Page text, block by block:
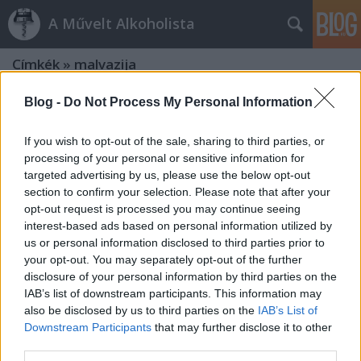
Blog - Do Not Process My Personal Information
If you wish to opt-out of the sale, sharing to third parties, or
processing of your personal or sensitive information for
targeted advertising by us, please use the below opt-out
section to confirm your selection. Please note that after your
opt-out request is processed you may continue seeing
interest-based ads based on personal information utilized by
us or personal information disclosed to third parties prior to
your opt-out. You may separately opt-out of the further
disclosure of your personal information by third parties on the
IAB’s list of downstream participants. This information may
also be disclosed by us to third parties on the IAB’s List of
Downstream Participants that may further disclose it to other
A Művelt Alkoholista
Címkék » malvazija
Borhoz a kádár
Bodegas Muga
palack•2009. október 22.
A riojai Muga pincészet boraival ismerkedhettem
hétfőn este, a magyar forgalmazó WineAge Kft. által
szervezett bemutatón. A Bodegas Muga egy 1932-
ben alapított mai napig családi tulajdonban lévő
pincészet. Összesen 200 hektár szőlőjük van Rioja
Altában, jellemzően meszes, agyagos,…
Nyugati szlávok, déli szlávok